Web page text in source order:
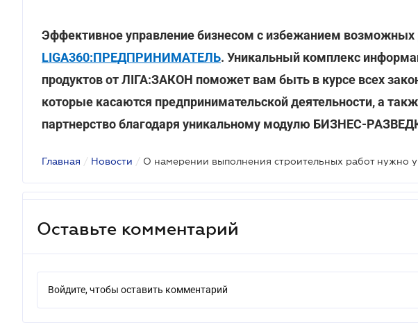
Эффективное управление бизнесом с избежанием возможных
LIGA360:ПРЕДПРИНИМАТЕЛЬ. Уникальный комплекс
продуктов от ЛІГА:ЗАКОН поможет вам быть в курсе всех
которые касаются предпринимательской деятельности, а
партнерство благодаря уникальному модулю БИЗНЕС-
Главная / Новости /
Оставьте комментарий
Войдите, чтобы оставить комментарий